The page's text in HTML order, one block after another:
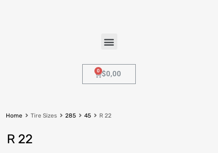
$0,00
Home Tire Sizes 285 45 R 22
R 22